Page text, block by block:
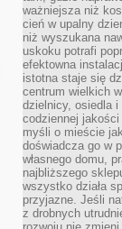
ważniejsza niż
cień w upalny
niż wyszukana
uskoku potrafi
efektowna
istotna staje się
centrum wielkich
dzielnicy, osiedla
codziennej
myśli o mieście
doświadcza go w
własnego domu,
najbliższego
wszystko działa
przyjazne. Jeśli
z drobnych